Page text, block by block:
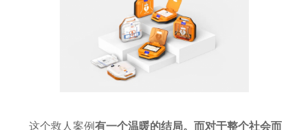
这个救人案例有一个温暖的结局。而对于整个社会而